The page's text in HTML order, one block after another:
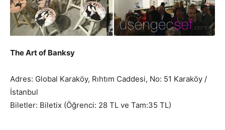
The Art of Banksy
Adres: Global Karaköy, Rıhtım Caddesi, No: 51 Karaköy /
İstanbul
Biletler: Biletix (Öğrenci: 28 TL ve Tam:35 TL)